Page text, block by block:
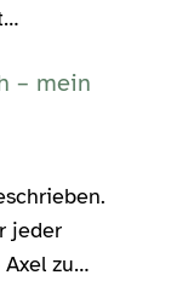
– mein
jeder
zu…